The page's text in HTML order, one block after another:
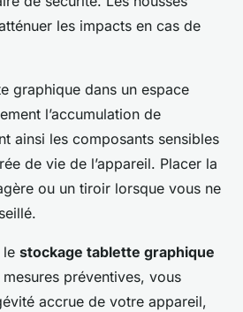
les impacts en cas de
graphique dans un espace
l’accumulation de
ainsi les composants sensibles
de vie de l’appareil. Placer la
ou un tiroir lorsque vous ne
le stockage tablette graphique
préventives, vous
accrue de votre appareil,